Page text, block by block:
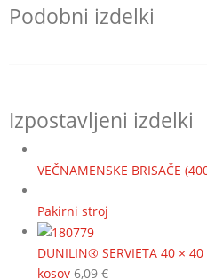
Podobni izdelki
Izpostavljeni izdelki
VEČNAMENSKE BRISAČE
Pakirni stroj
DUNILIN® SERVIETA 40 ×
kosov 6,09 €